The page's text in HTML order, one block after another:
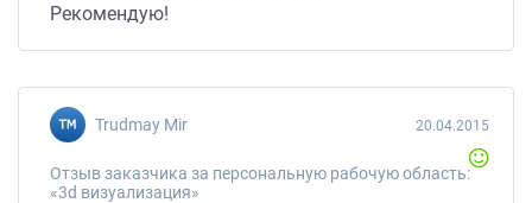
Рекомендую!
Trudmay Mir
Отзыв заказчика за персональную рабочую область:
«3d визуализация»
20.04.2015